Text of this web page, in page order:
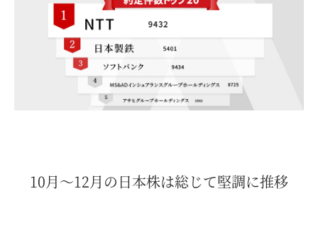
10月〜12月の日本株は総じて堅調に推移